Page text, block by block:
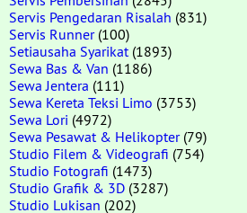
Servis Pengedaran Risalah (831)
Servis Runner(100)
Setiausaha Syarikat (1893)
Sewa Bas & Van (1186)
Sewa Jentera (111)
Sewa Kereta Teksi Limo (3753)
Sewa Lori (4972)
Sewa Pesawat & Helikopter(79)
Studio Filem & Videografi (754)
Studio Fotografi (1473)
Studio Grafik & 3D (3287)
Studio Lukisan (202)